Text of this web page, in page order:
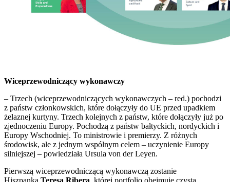
Wiceprzewodniczący wykonawczy
– Trzech (wiceprzewodniczących wykonawczych – red.) pochodzi
z państw członkowskich, które dołączyły do UE przed upadkiem
żelaznej kurtyny. Trzech kolejnych z państw, które dołączyły już po
zjednoczeniu Europy. Pochodzą z państw bałtyckich, nordyckich i
Europy Wschodniej. To ministrowie i premierzy. Z różnych
środowisk, ale z jednym wspólnym celem – uczynienie Europy
silniejszej – powiedziała Ursula von der Leyen.
Pierwszą wiceprzewodniczącą wykonawczą zostanie